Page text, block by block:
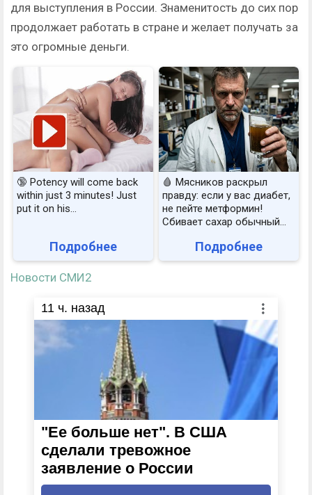
для выступления в России. Знаменитость до сих пор
продолжает работать в стране и желает получать за
это огромные деньги.
🔞 Potency will come back
within just 3 minutes! Just
put it on his…
Подробнее
🩸 Мясников раскрыл
правду: если у вас диабет,
не пейте метформин!
Сбивает сахар обычный...
Подробнее
Новости СМИ2
11 ч. назад
"Ее больше нет". В США
сделали тревожное
заявление о России